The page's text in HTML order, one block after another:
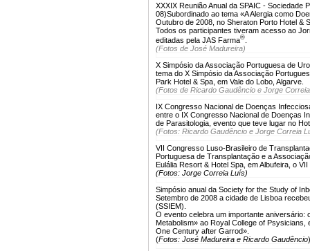
XXXIX Reunião Anual da SPAIC - Sociedade
08)Subordinado ao tema «A Alergia como
Outubro de 2008, no Sheraton Porto Hotel &
Todos os participantes tiveram acesso ao
editadas pela JAS Farma®.
(Fotos de José Madureira)
X Simpósio da Associação Portuguesa de
tema do X Simpósio da Associação
Park Hotel & Spa, em Vale do Lobo, Algarve.
(Fotos de Ricardo Gaudêncio e Jorge
IX Congresso Nacional de Doenças
entre o IX Congresso Nacional de Doenças
de Parasitologia, evento que teve lugar no
(Fotos: Ricardo Gaudêncio e Jorge Correia
VII Congresso Luso-Brasileiro de
Portuguesa de Transplantação e a
Eulália Resort & Hotel Spa, em Albufeira, o
(Fotos: Jorge Correia Luís)
Simpósio anual da Society for the Study of
Setembro de 2008 a cidade de Lisboa
(SSIEM).
O evento celebra um importante aniversário:
Metabolism» ao Royal College of
One Century after Garrod».
(Fotos: José Madureira e Ricardo Gaudêncio)